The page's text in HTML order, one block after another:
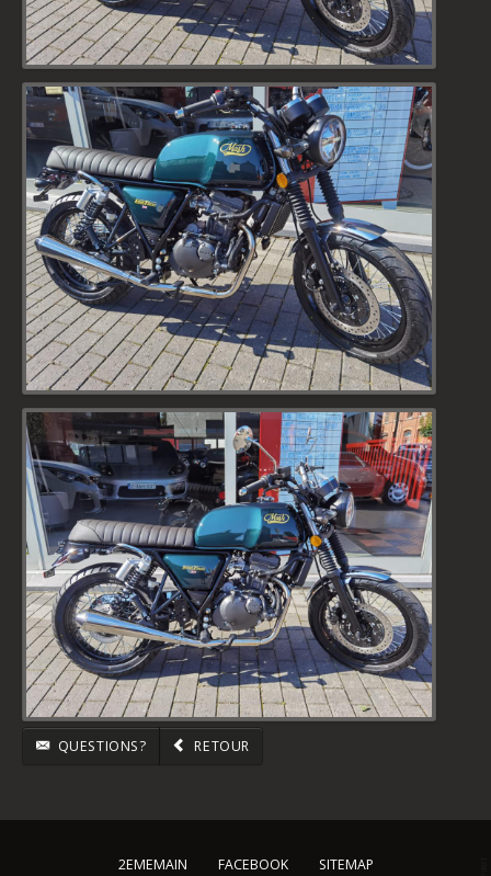
QUESTIONS? RETOUR
2EMEMAIN FACEBOOK SITEMAP